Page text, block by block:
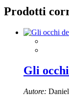
Prodotti
Gli
Autore: